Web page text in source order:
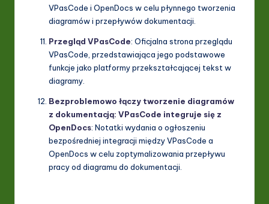
VPasCode i OpenDocs w celu płynnego tworzenia
diagramów i przepływów dokumentacji.
Przegląd VPasCode: Oficjalna strona przeglądu
VPasCode, przedstawiająca jego podstawowe
funkcje jako platformy przekształcającej tekst w
diagramy.
Bezproblemowo łączy tworzenie diagramów
z dokumentacją: VPasCode integruje się z
OpenDocs: Notatki wydania o ogłoszeniu
bezpośredniej integracji między VPasCode a
OpenDocs w celu zoptymalizowania przepływu
pracy od diagramu do dokumentacji.